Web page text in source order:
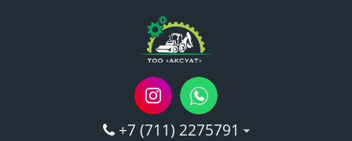
+7 (711) 2275791